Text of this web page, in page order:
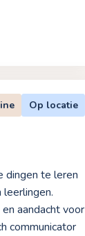
Op locatie
dingen te leren
aandacht voor
communicator